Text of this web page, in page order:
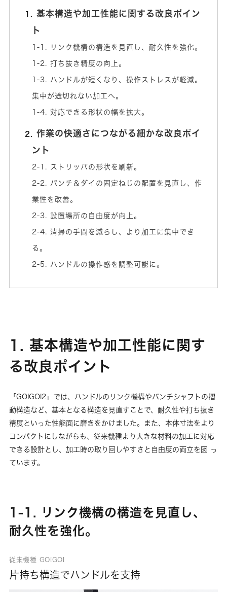
基本構造や加工性能に関する改良ポイン
ト
1-1. リンク機構の構造を見直し、耐久性を強化。
1-2. 打ち抜き精度の向上。
1-3. ハンドルが短くなり、操作ストレスが軽減。
集中が途切れない加工へ。
1-4. 対応できる形状の幅を拡大。
作業の快適さにつながる細かな改良ポイ
ント
2-1. ストリッパの形状を刷新。
2-2. パンチ＆ダイの固定ねじの配置を見直し、作
業性を改善。
2-3. 設置場所の自由度が向上。
2-4. 清掃の手間を減らし、より加工に集中でき
る。
2-5. ハンドルの操作感を調整可能に。
1. 基本構造や加工性能に関す
る改良ポイント
「GOIGOI2」では、ハンドルのリンク機構やパンチシャフトの摺
動構造など、基本となる構造を見直すことで、耐久性や打ち抜き
精度といった性能面に磨きをかけました。また、本体寸法をより
コンパクトにしながらも、従来機種より大きな材料の加工に対応
できる設計とし、加工時の取り回しやすさと自由度の両立を図 っ
ています。
1-1. リンク機構の構造を見直し、
耐久性を強化。
従来機種 GOIGOI
片持ち構造でハンドルを支持